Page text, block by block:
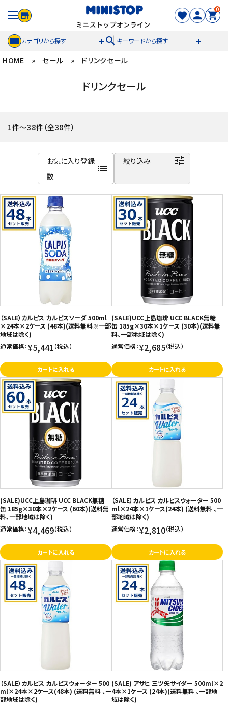
0
カテゴリから探す search キーワードから探す
ACCOUNT MENU
セール商品
カテゴリから探す
冷凍食品
スイーツ
お菓子
飲料
酒類
日用品
ギフト
セール
フードロス
ペット用品
SHOP GUIDE
ご利用ガイド
お問い合わせ
特定商取引法表示について
プライバシーポリシー
利用規約
会社概要
HOME » セール » ドリンクセール
ドリンクセール
1件～38件（全38件）
お気に入り登録
数
list
商品名
新着順
発売日順
価格が安い
価格が高い
お気に入り登録数
絞り込み tune
（SALE）カルピス カルピスソーダ 500ml
×24本×2ケース (48本)(送料無料※一部
地域は除く)
通常価格：¥5,441（税込）
カートに入れる
(SALE)UCC上島珈琲 UCC BLACK無糖
缶 185g×30本×1ケース (30本)(送料無
料、一部地域は除く)
通常価格：¥2,685（税込）
カートに入れる
(SALE)UCC上島珈琲 UCC BLACK無糖
缶 185g×30本×2ケース (60本)(送料無
料、一部地域は除く)
通常価格：¥4,469（税込）
カートに入れる
（SALE）カルピス カルピスウォーター 500
ml×24本×1ケース(24本) (送料無料 、一
部地域は除く)
通常価格：¥2,810（税込）
カートに入れる
（SALE）カルピス カルピスウォーター 500
ml×24本×2ケース(48本) (送料無料 、一
部地域は除く)
(SALE) アサヒ 三ツ矢サイダー 500ml×2
4本×1ケース (24本)(送料無料 、一部地
域は除く)